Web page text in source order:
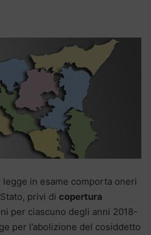
legge in esame comporta oneri
privi di copertura
per ciascuno degli anni 2018-
per l’abolizione del cosiddetto